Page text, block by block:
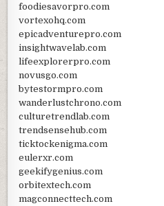
foodiesavorpro.com
vortexohq.com
epicadventurepro.com
insightwavelab.com
lifeexplorerpro.com
novusgo.com
bytestormpro.com
wanderlustchrono.com
culturetrendlab.com
trendsensehub.com
ticktockenigma.com
eulerxr.com
geekifygenius.com
orbitextech.com
magconnecttech.com